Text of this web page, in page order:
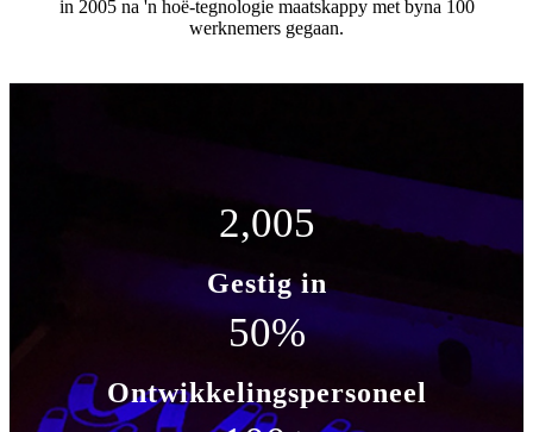
in 2005 na 'n hoë-tegnologie maatskappy met byna 100
werknemers gegaan.
2,005
Gestig in
50%
Ontwikkelingspersoneel